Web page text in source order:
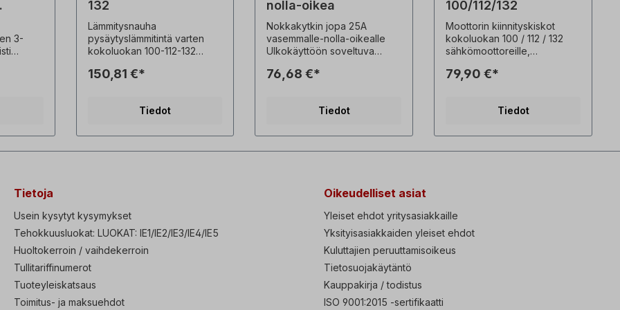
3-
on
tehtaalla
tilata
132
Lämmitysnauha
pysäytyslämmitintä varten
kokoluokan 100-112-132
Pysäytyslämmitintä käytetään
muodostuminen
150,81 €*
Tiedot
nolla-oikea
Nokkakytkin jopa 25A
vasemmalle-nolla-oikealle
Ulkokäyttöön soveltuva
kuvaus: Nimellisvirta=25A,
Suojausluokka=IP 65,
Mitat: 113 x 113 x 135 mm
76,68 €*
Tiedot
100/112/132
Moottorin kiinnityskiskot
kokoluokan 100 / 112 / 132
sähkömoottoreille,
kiinnityspuristimilla,
495 mmLiukupituus: 405
Moottoroituja kiristyskiskoja
käytetään hihnakäyttöön.
hihnapyörään, kun käyttölaite
sopivat lähes kaikkiin
moottorityyppeihin, ja niille
79,90 €*
Tiedot
Tietoja
Usein kysytyt kysymykset
Tehokkuusluokat: LUOKAT: IE1/IE2/IE3/IE4/IE5
Huoltokerroin / vaihdekerroin
Tullitariffinumerot
Tuoteyleiskatsaus
Toimitus- ja maksuehdot
Oikeudelliset asiat
Yleiset ehdot yritysasiakkaille
Yksityisasiakkaiden yleiset ehdot
Kuluttajien peruuttamisoikeus
Tietosuojakäytäntö
Kauppakirja / todistus
ISO 9001:2015 -sertifikaatti